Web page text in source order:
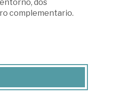
dos
complementario.